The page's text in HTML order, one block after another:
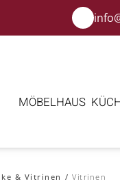
MÖBELHAUS
& Vitrinen Vitrinen